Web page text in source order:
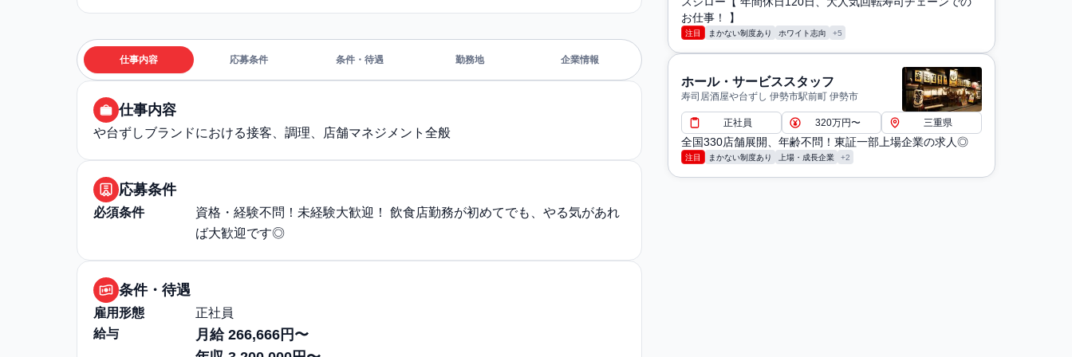
仕事内容 応募条件 条件・待遇 勤務地 企業情報
仕事内容
や台ずしブランドにおける接客、調理、店舗マネジメント全般
応募条件
必須条件
資格・経験不問！未経験大歓迎！ 飲食店勤務が初めてでも、やる気があれ
ば大歓迎です◎
条件・待遇
雇用形態
正社員
給与
月給 266,666円〜
お仕事！ 】
注目 まかない制度あり ホワイト志向 +5
ホール・サービススタッフ
寿司居酒屋や台ずし 伊勢市駅前町 伊勢市
正社員 320万円〜 三重県
全国330店舗展開、年齢不問！東証一部上場企業の求人◎
注目 まかない制度あり 上場・成長企業 +2